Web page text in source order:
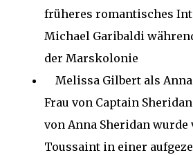
früheres romantisches
Michael Garibaldi
der Marskolonie
Melissa Gilbert als Anna
Frau von Captain
von Anna Sheridan wurde
Toussaint in einer